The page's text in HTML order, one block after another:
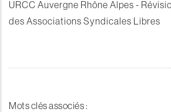
URCC Auvergne Rhône Alpes -
des Associations Syndicales Libres
Mots clés associés :